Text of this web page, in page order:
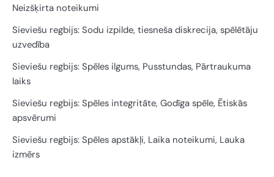
Neizšķirta noteikumi
Sieviešu regbijs: Sodu izpilde, tiesneša diskrecija, spēlētāju
uzvedība
Sieviešu regbijs: Spēles ilgums, Pusstundas, Pārtraukuma
laiks
Sieviešu regbijs: Spēles integritāte, Godīga spēle, Ētiskās
apsvērumi
Sieviešu regbijs: Spēles apstākļi, Laika noteikumi, Lauka
izmērs